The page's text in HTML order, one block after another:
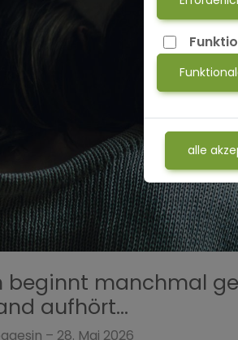
beginnt manchmal
aufhört...
– 28. Mai 2026
alle